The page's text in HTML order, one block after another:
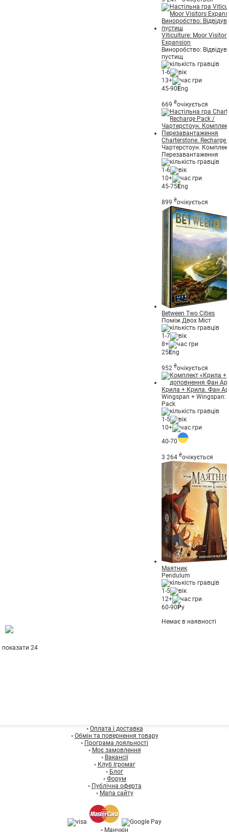
Viticulture: Moor
Expansion
Виноробство:
пустищ
1-6
13+
45-90Eng
669₴очікується
Charterstone. Recharge
Чартерстоун.
Перезавантаження
1-6
10+
45-75Eng
899₴очікується
Between Two Cities
Поміж Двох Міст
1-7
8+
25Eng
952₴очікується
Крила + Крила. Фан
Wingspan + Wingspan:
Pack
1-5
10+
40-70
3 264₴очікується
Маятник
Pendulum
1-5
12+
60-90Ру
Немає в наявності
показати 24
◦ Оплата і доставка
◦ Обмін та повернення товару
◦ Програма лояльності
◦ Моє замовлення
◦ Вакансії
◦ Клуб Ігромаг
◦ Блог
◦ Форум
◦ Публічна оферта
◦ Мапа сайту
◦ Манчкін